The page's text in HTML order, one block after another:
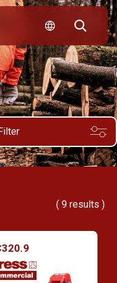
Filter
( 9 results )